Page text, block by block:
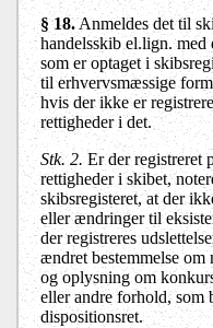
§ 18.Anmeldes det til
handelsskib el.lign. med
som er optaget i
til erhvervsmæssige
hvis der ikke er
rettigheder i det.
Stk. 2. Er der registreret
rettigheder i skibet,
skibsregisteret, at der
eller ændringer til
der registreres
ændret bestemmelse om
og oplysning om
eller andre forhold, som
dispositionsret.